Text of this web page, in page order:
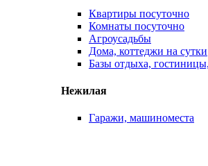
Квартиры посуточно
Комнаты посуточно
Агроусадьбы
Дома, коттеджи на сутки
Базы отдыха,
Нежилая
Гаражи, машиноместа